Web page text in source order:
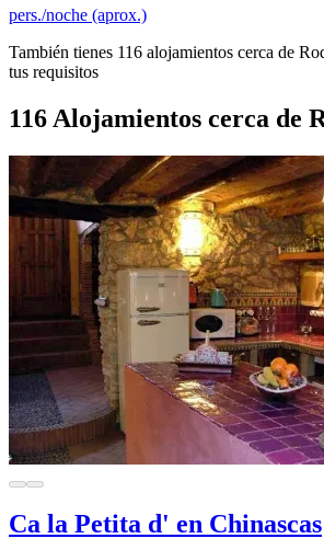
pers./noche (aprox.)
También tienes 116 alojamientos cerca de
tus requisitos
116 Alojamientos cerca de
Ca la Petita d' en Chinascas